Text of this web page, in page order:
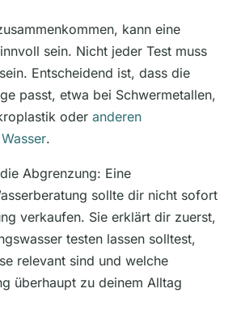
kann eine
sein. Nicht jeder Test muss
Entscheidend ist, dass die
passt, etwa bei Schwermetallen,
oder anderen
.
Abgrenzung: Eine
sollte dir nicht sofort
verkaufen. Sie erklärt dir zuerst,
testen lassen solltest,
relevant sind und welche
überhaupt zu deinem Alltag